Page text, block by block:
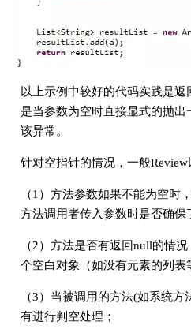
以上示例中较好的代码实践是
是当参数为空时直接显式的抛
该异常。
针对空指针的情况，一般Review
（1）方法参数如果不能为空时
方法调用者传入参数时是否确保
（2）方法是否有返回null的情
个空白对象（如没有元素的列表
（3）当被调用的方法(如系统
有进行判空处理；